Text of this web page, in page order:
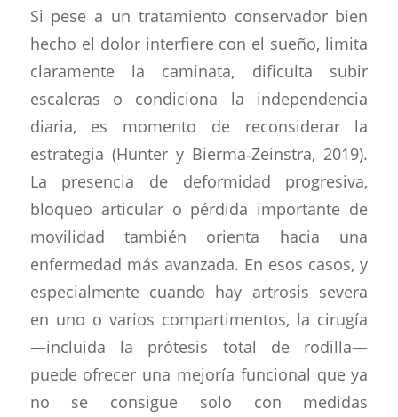
Si pese a un tratamiento conservador bien
hecho el dolor interfiere con el sueño, limita
claramente la caminata, dificulta subir
escaleras o condiciona la independencia
diaria, es momento de reconsiderar la
estrategia (Hunter y Bierma‑Zeinstra, 2019).
La presencia de deformidad progresiva,
bloqueo articular o pérdida importante de
movilidad también orienta hacia una
enfermedad más avanzada. En esos casos, y
especialmente cuando hay artrosis severa
en uno o varios compartimentos, la cirugía
—incluida la prótesis total de rodilla—
puede ofrecer una mejoría funcional que ya
no se consigue solo con medidas